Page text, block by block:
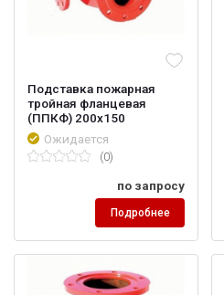
Подставка пожарная
тройная фланцевая
(ППКФ) 200х150
Ожидается
(0)
по запросу
Подробнее